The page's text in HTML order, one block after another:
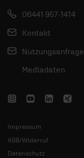
06441 957-1414
Kontakt
Nutzungsanfrage
Mediadaten
Impressum
AGB/Widerruf
Datenschutz